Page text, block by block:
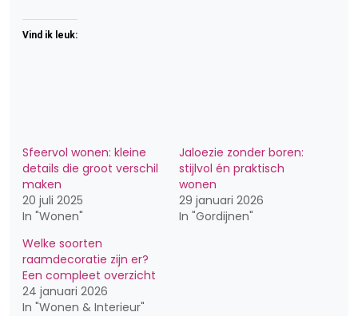
Vind ik leuk:
Sfeervol wonen: kleine
details die groot verschil
maken
20 juli 2025
In "Wonen"
Jaloezie zonder boren:
stijlvol én praktisch
wonen
29 januari 2026
In "Gordijnen"
Welke soorten
raamdecoratie zijn er?
Een compleet overzicht
24 januari 2026
In "Wonen & Interieur"